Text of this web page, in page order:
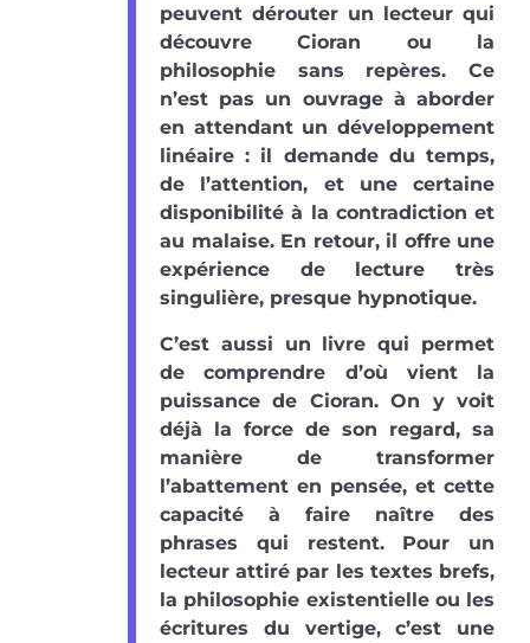
peuvent dérouter un lecteur qui
découvre Cioran ou la
philosophie sans repères. Ce
n’est pas un ouvrage à aborder
en attendant un développement
linéaire : il demande du temps,
de l’attention, et une certaine
disponibilité à la contradiction et
au malaise. En retour, il offre une
expérience de lecture très
singulière, presque hypnotique.
C’est aussi un livre qui permet
de comprendre d’où vient la
puissance de Cioran. On y voit
déjà la force de son regard, sa
manière de transformer
l’abattement en pensée, et cette
capacité à faire naître des
phrases qui restent. Pour un
lecteur attiré par les textes brefs,
la philosophie existentielle ou les
écritures du vertige, c’est une